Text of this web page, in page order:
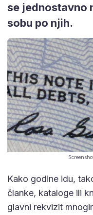
se jednostavno
sobu po njih.
Kako godine idu,
članke, kataloge ili
glavni rekvizit